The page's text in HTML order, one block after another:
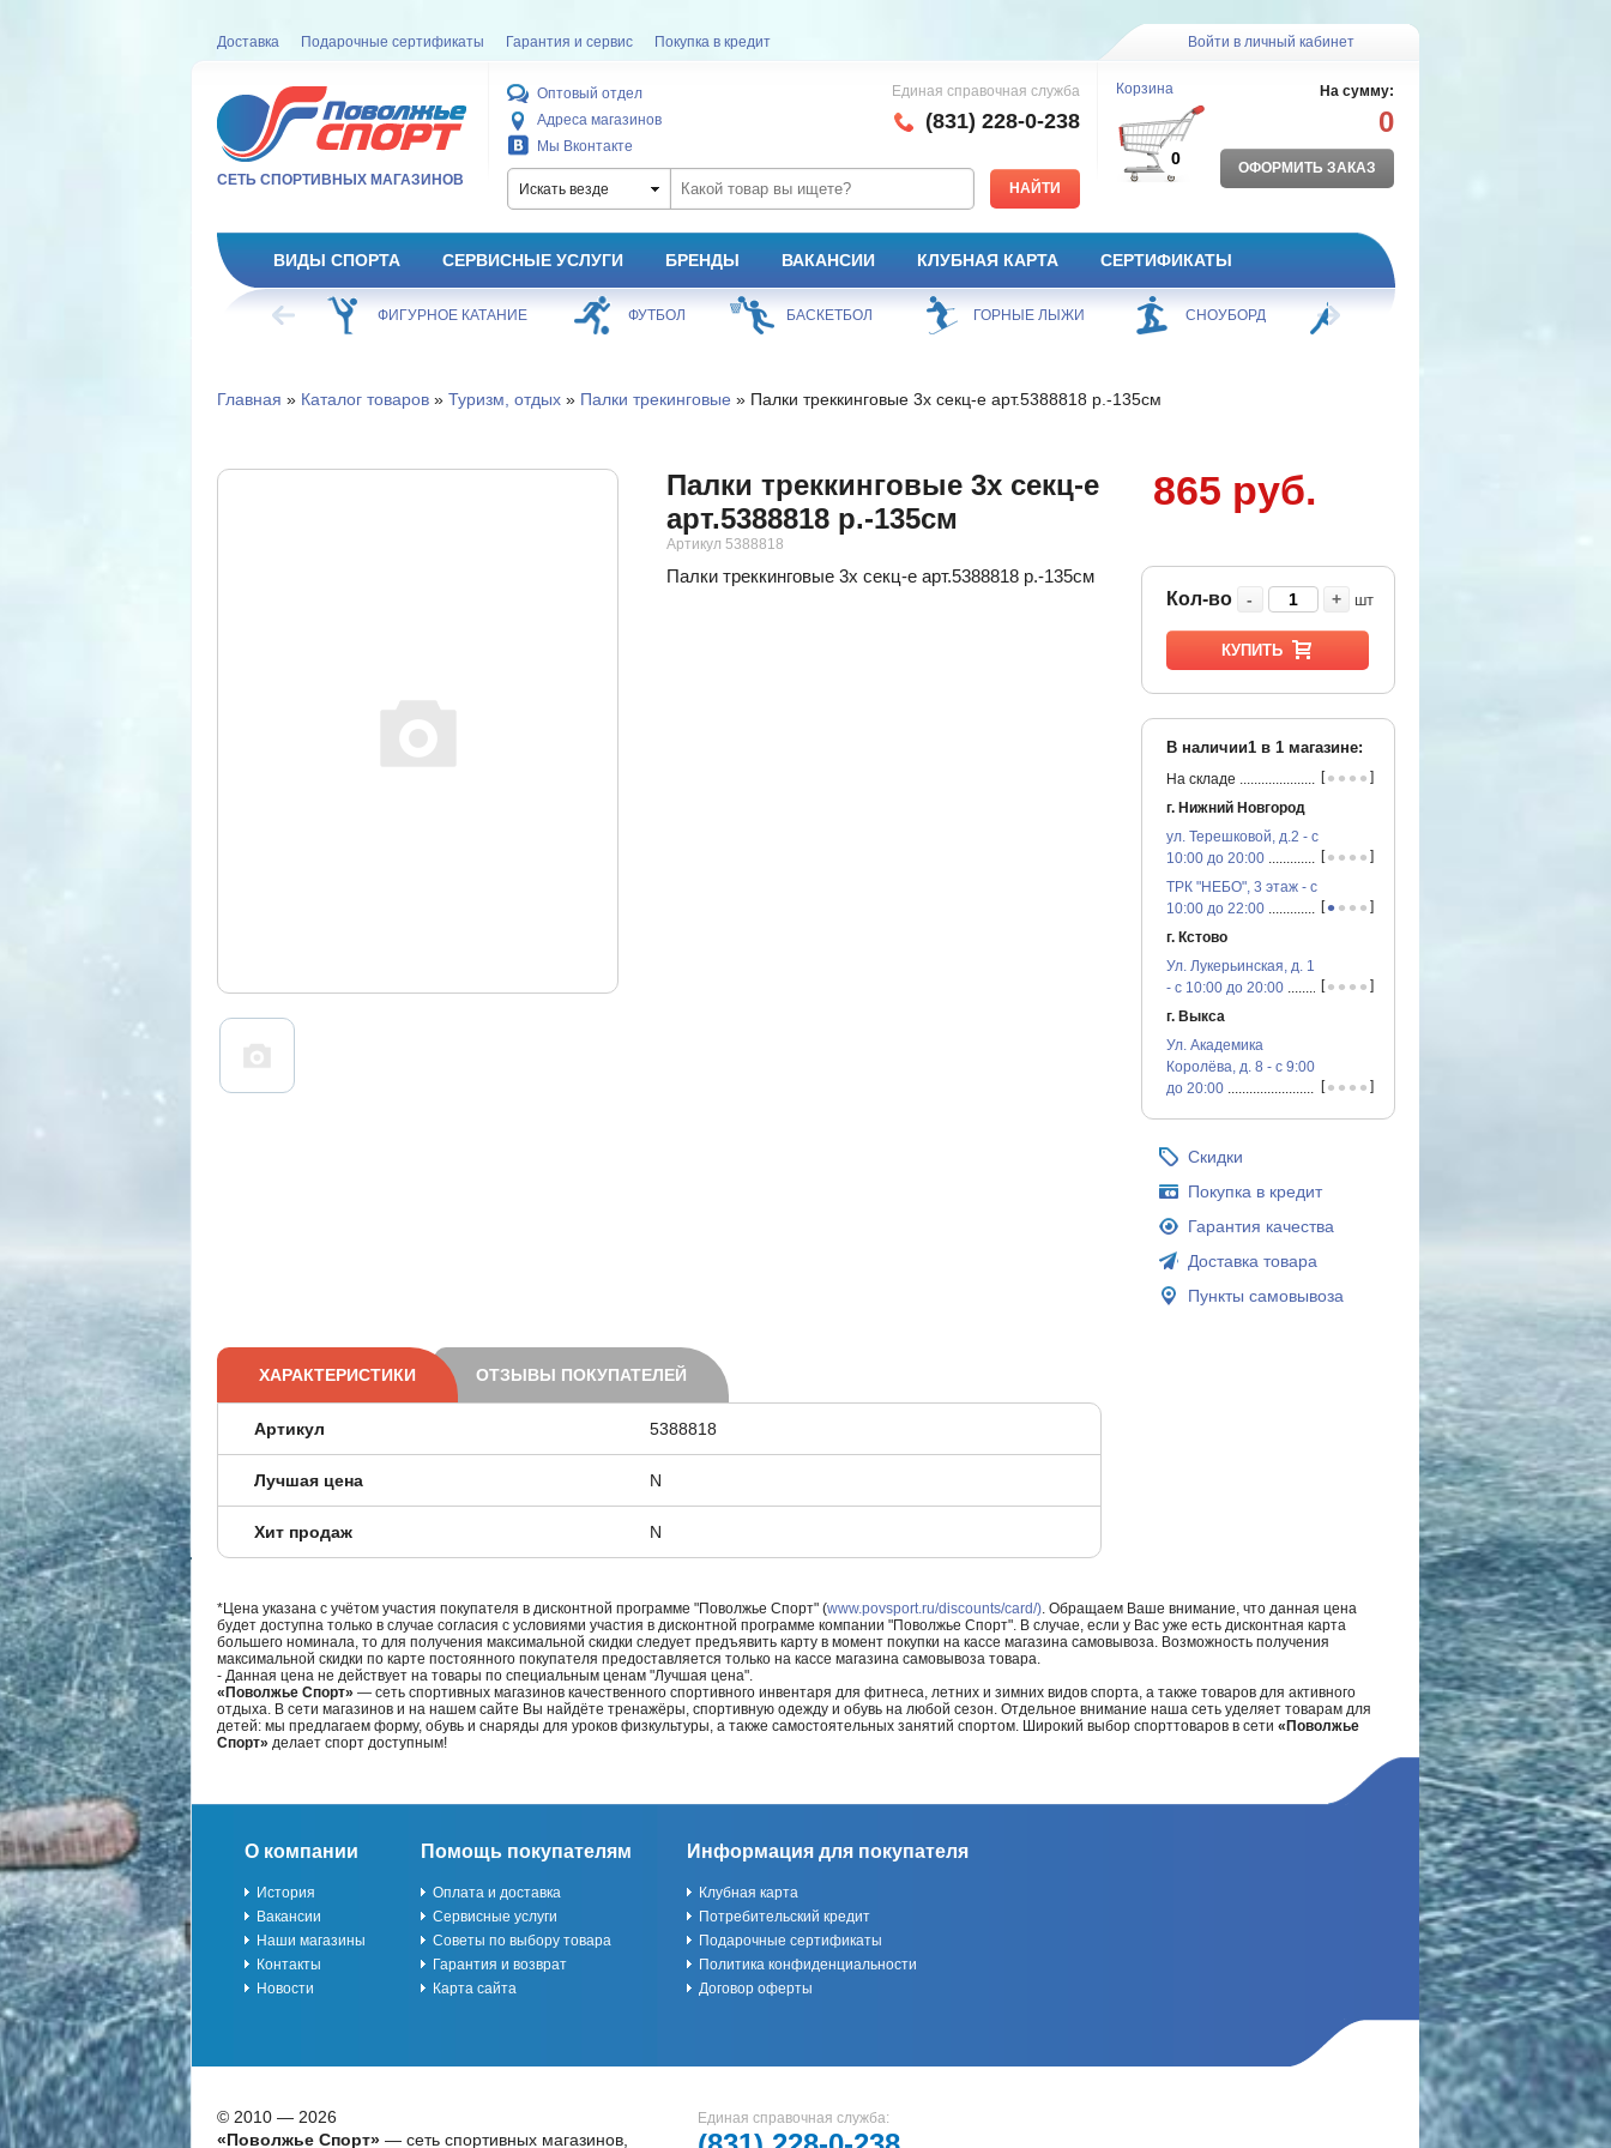
Доставка Подарочные сертификаты Гарантия и сервис Покупка в кредит Войти в личный кабинет
СЕТЬ СПОРТИВНЫХ МАГАЗИНОВ
Оптовый отдел
Адреса магазинов
Мы Вконтакте
Единая справочная служба
(831) 228-0-238
Искать везде
Корзина
0
На сумму:
0
ОФОРМИТЬ ЗАКАЗ
ВИДЫ СПОРТА СЕРВИСНЫЕ УСЛУГИ БРЕНДЫ ВАКАНСИИ КЛУБНАЯ КАРТА СЕРТИФИКАТЫ
ХОККЕЙ ФИГУРНОЕ КАТАНИЕ ФУТБОЛ БАСКЕТБОЛ ГОРНЫЕ ЛЫЖИ СНОУБОРД
Главная » Каталог товаров» Туризм, отдых» Палки трекинговые » Палки треккинговые 3х секц-е арт.5388818 р.-135см
Палки треккинговые 3х секц-е
арт.5388818 р.-135см
Артикул 5388818
Палки треккинговые 3х секц-е арт.5388818 р.-135см
865 руб.
Кол-во - + шт
КУПИТЬ
В наличии1 в 1магазине:
На складе ...............................................
[•••• ]
г. Нижний Новгород
ул. Терешковой, д.2 - с
10:00 до 20:00...............................................
[•••• ]
ТРК "НЕБО", 3 этаж - с
10:00 до 22:00...............................................
[•••• ]
г. Кстово
Ул. Лукерьинская, д. 1
- с 10:00 до 20:00...............................................
[•••• ]
г. Выкса
Ул. Академика
Королёва, д. 8 - с 9:00
до 20:00...............................................
[•••• ]
Скидки
Покупка в кредит
Гарантия качества
Доставка товара
Пункты самовывоза
ХАРАКТЕРИСТИКИ ОТЗЫВЫ ПОКУПАТЕЛЕЙ
Артикул 5388818
Лучшая цена N
Хит продаж N
*Цена указана с учётом участия покупателя в дисконтной программе "Поволжье Спорт" (www.povsport.ru/discounts/card/). Обращаем Ваше внимание, что данная цена
будет доступна только в случае согласия с условиями участия в дисконтной программе компании "Поволжье Спорт". В случае, если у Вас уже есть дисконтная карта
большего номинала, то для получения максимальной скидки следует предъявить карту в момент покупки на кассе магазина самовывоза. Возможность получения
максимальной скидки по карте постоянного покупателя предоставляется только на кассе магазина самовывоза товара.
- Данная цена не действует на товары по специальным ценам "Лучшая цена".
«Поволжье Спорт» — сеть спортивных магазинов качественного спортивного инвентаря для фитнеса, летних и зимних видов спорта, а также товаров для активного
отдыха. В сети магазинов и на нашем сайте Вы найдёте тренажёры, спортивную одежду и обувь на любой сезон. Отдельное внимание наша сеть уделяет товарам для
детей: мы предлагаем форму, обувь и снаряды для уроков физкультуры, а также самостоятельных занятий спортом. Широкий выбор спорттоваров в сети «Поволжье
Спорт» делает спорт доступным!
О компании
История
Вакансии
Наши магазины
Контакты
Новости
Помощь покупателям
Оплата и доставка
Сервисные услуги
Советы по выбору товара
Гарантия и возврат
Карта сайта
Информация для покупателя
Клубная карта
Потребительский кредит
Подарочные сертификаты
Политика конфиденциальности
Договор оферты
© 2010 — 2026
«Поволжье Спорт»— сеть спортивных магазинов,
Единая справочная служба: